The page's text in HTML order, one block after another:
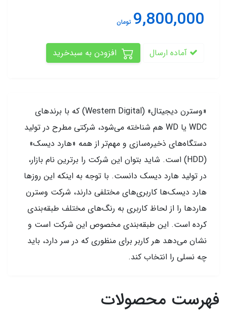
9,800,000 تومان
آماده ارسال
«وسترن دیجیتال» (Western Digital) که با برند‌های
WDC یا WD هم شناخته می‌شود، شرکتی مطرح در تولید
دستگا‌ه‌های ذخیره‌سازی و مهم‌تر از همه «هارد دیسک‌»
(HDD) است. شاید بتوان این شرکت را برترین نام بازار،
در تولید هارد دیسک دانست. با توجه به اینکه این روزها
هارد دیسک‌ها کاربری‌های مختلفی دارند، شرکت وسترن
هارد‌ها را از لحاظ کاربری به رنگ‌های مختلف طبقه‌بندی
کرده است. این طبقه‌بندی مخصوص این شرکت است و
نشان می‌دهد هر کاربر برای منظوری که در سر دارد، باید
چه نسلی را انتخاب کند.
فهرست محصولات